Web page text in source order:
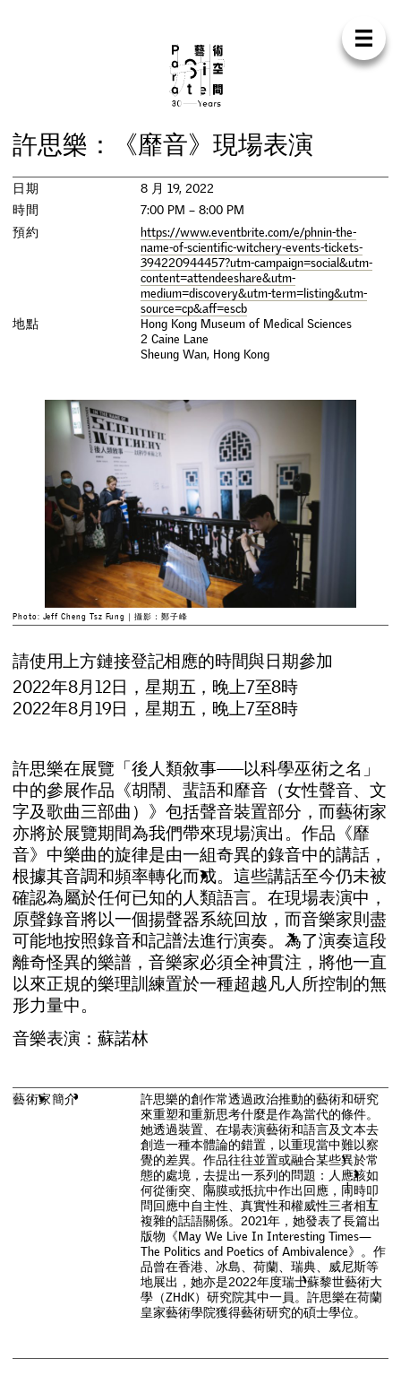
Para
我們 支持
展 覽
活動
研討會
藝術駐留
出版
許思樂 ： 《靡音》 現場表演
日期
8 月 19, 2022
時間
7:00 PM – 8:00 PM
預約
https://www.eventbrite.com/e/phnin-the-
name-of-scientific-witchery-events-tickets-
394220944457?utm-campaign=social&utm-
content=attendeeshare&utm-
medium=discovery&utm-term=listing&utm-
source=cp&aff=escb
地點
Hong Kong Museum of Medical Sciences
2 Caine Lane
Sheung Wan, Hong Kong
Photo: Jeff Cheng Tsz Fung｜攝影：鄭子峰
請使用上方鏈接登記相應的時間與日期參加
2022年8月12日，星期五，晚上7至8時
2022年8月19日，星期五，晚上7至8時
許思樂在展覽 「後人類敘事——以科學巫術之名 」
中的參展作品 《胡鬧、 蜚語和靡音 （女性聲音、 文
字及歌曲三部曲 ） 》 包括聲音裝置部分 ， 而藝術家
亦將於展覽期間為我們帶來現場演出 。 作品 《靡
音》 中樂曲的旋律是由一組奇異的錄音中的講話 ，
根據其音調和頻率轉化而成。 這些講話至今仍未被
確認為屬於任何已知的人類語言。 在現場表演中 ，
原聲錄音將以一個揚聲器系統回放 ， 而音樂家則盡
可能地按照錄音和記譜法進行演奏。 為了演奏這段
離奇怪異的樂譜 ， 音樂家必須全神貫注 ， 將他一直
以來正規的樂理訓練置於一種超越凡人所控制的無
形力量中。
音樂表演 ： 蘇諾林
藝術家簡介 許思樂的創作常透過政治推動的藝術和研究
來重塑和重新思考什麼是作為當代的條件。
她透過裝置、在場表演藝術和語言及文本去
創造一種本體論的錯置 ， 以重現當中難以察
覺的差異。作品往往並置或融合某些異於常
態的處境 ，去提出一系列的問題 ： 人應該如
何從衝突、隔膜或抵抗中作出回應 ， 同時叩
問回應中自主性、真實性和權威性三者相互
複雜的話語關係。2021年 ，她發表了長篇出
版物 《May We Live In Interesting Times—
The Politics and Poetics of Ambivalence》 。作
品曾在香港、冰島、荷蘭、瑞典、 威尼斯等
地展出 ，她亦是2022年度瑞士蘇黎世藝術大
學 （ZHdK）研究院其中一員。許思樂在荷蘭
皇家藝術學院獲得藝術研究的碩士學位。